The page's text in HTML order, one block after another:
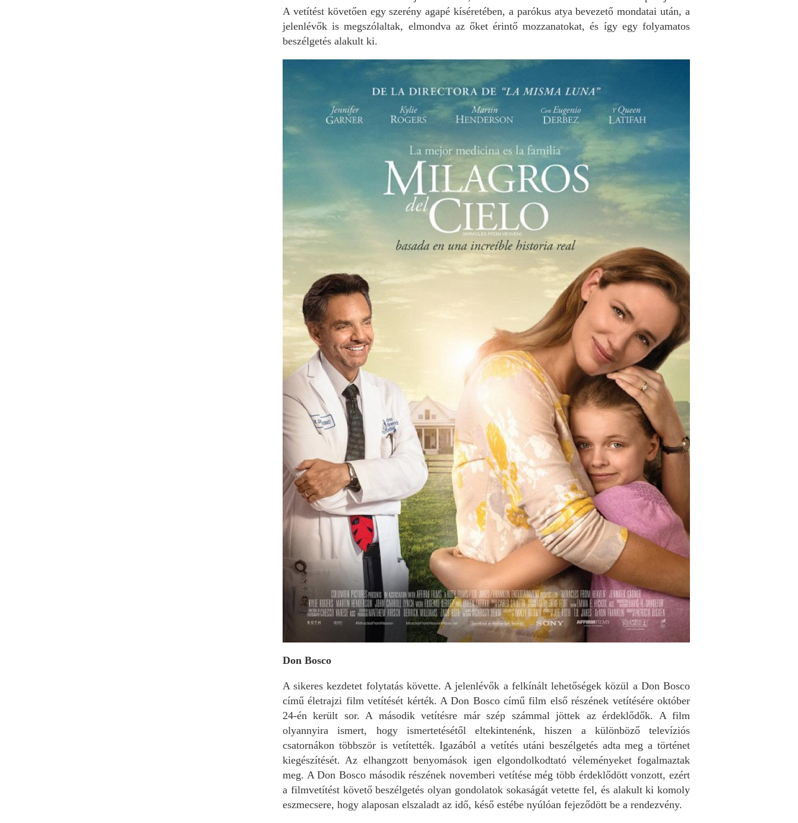
A vetítést követően egy szerény agapé kíséretében, a parókus atya bevezető mondatai után, a
jelenlévők is megszólaltak, elmondva az őket érintő mozzanatokat, és így egy folyamatos
beszélgetés alakult ki.
Don Bosco
A sikeres kezdetet folytatás követte. A jelenlévők a felkínált lehetőségek közül a Don Bosco
című életrajzi film vetítését kérték. A Don Bosco című film első részének vetítésére október
24-én került sor. A második vetítésre már szép számmal jöttek az érdeklődők. A film
olyannyira ismert, hogy ismertetésétől eltekintenénk, hiszen a különböző televíziós
csatornákon többször is vetítették. Igazából a vetítés utáni beszélgetés adta meg a történet
kiegészítését. Az elhangzott benyomások igen elgondolkodtató véleményeket fogalmaztak
meg. A Don Bosco második részének novemberi vetítése még több érdeklődött vonzott, ezért
a filmvetítést követő beszélgetés olyan gondolatok sokaságát vetette fel, és alakult ki komoly
eszmecsere, hogy alaposan elszaladt az idő, késő estébe nyúlóan fejeződött be a rendezvény.